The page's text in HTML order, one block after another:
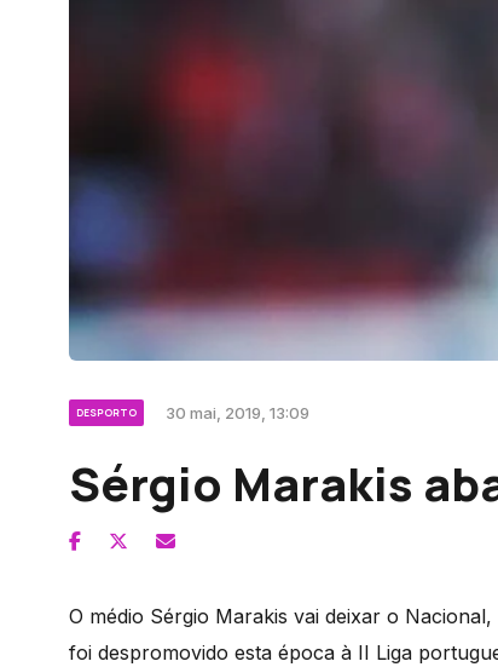
DESPORTO 30 mai, 2019, 13:09
Sérgio Marakis
O médio Sérgio Marakis vai deixar o
foi despromovido esta época à II Liga